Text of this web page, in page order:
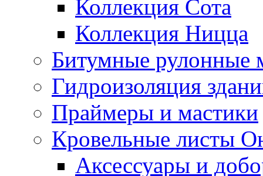
Коллекция Сота
Коллекция Ницца
Битумные рулонные
Гидроизоляция
Праймеры и мастики
Кровельные листы
Аксессуары и